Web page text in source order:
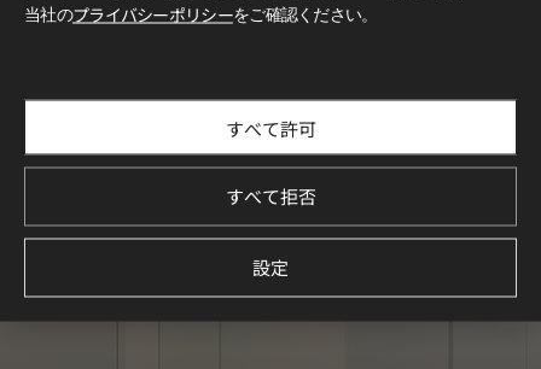
当社のプライバシーポリシーをご確認ください。
すべて許可
すべて拒否
設定